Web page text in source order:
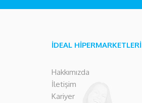
İDEAL HİPERMARKETLERİ
Hakkımızda
İletişim
Kariyer